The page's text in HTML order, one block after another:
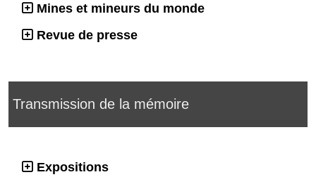
Mines et mineurs du monde
Revue de presse
Transmission de la mémoire
Expositions